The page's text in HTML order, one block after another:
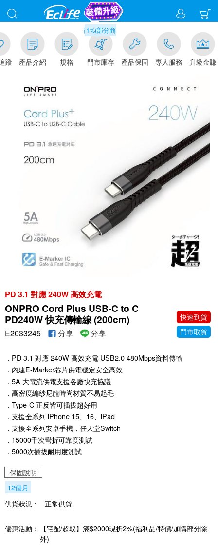
蹤 產品介紹 規格
滿千元門市取貨現折1%(部分商品不適用)-請點我看
門市庫存 產品保固 專人服務 升級金賺
PD 3.1 對應 240W 高效充電
ONPRO Cord Plus USB-C to C
PD240W 快充傳輸線 (200cm)
快速到貨
門市取貨
E2033245 分享 分享
．PD 3.1 對應 240W 高效充電 USB2.0 480Mbps資料傳輸
．內建E-Marker芯片供電穩定安全高效
．5A 大電流供電支援各廠快充協議
．高密度編紗尼龍時尚材質不易起毛
．Type-C 正反皆可插拔超好用
．支援全系列 iPhone 15、16、iPad
．支援全系列安卓手機，任天堂Switch
．15000千次彎折可靠度測試
．5000次插拔耐用度測試
保固說明
12個月
供貨狀況：
正常供貨
優惠活動：
【宅配/超取】滿$2000現折2%(福利品/特價/加購部分除
外)